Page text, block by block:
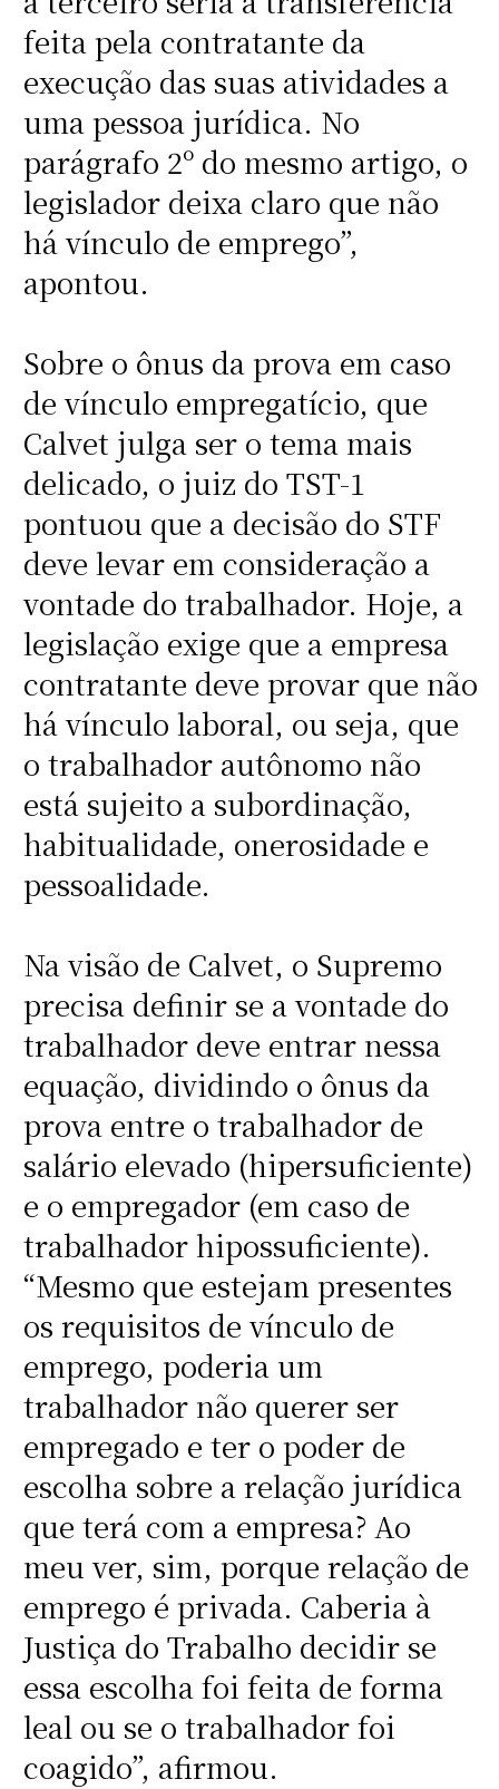
feita pela contratante da
execução das suas atividades a
uma pessoa jurídica. No
parágrafo 2º do mesmo artigo, o
legislador deixa claro que não
há vínculo de emprego”,
apontou.
Sobre o ônus da prova em caso
de vínculo empregatício, que
Calvet julga ser o tema mais
delicado, o juiz do TST-1
pontuou que a decisão do STF
deve levar em consideração a
vontade do trabalhador. Hoje, a
legislação exige que a empresa
contratante deve provar que não
há vínculo laboral, ou seja, que
o trabalhador autônomo não
está sujeito a subordinação,
habitualidade, onerosidade e
pessoalidade.
Na visão de Calvet, o Supremo
precisa definir se a vontade do
trabalhador deve entrar nessa
equação, dividindo o ônus da
prova entre o trabalhador de
salário elevado (hipersuficiente)
e o empregador (em caso de
trabalhador hipossuficiente).
“Mesmo que estejam presentes
os requisitos de vínculo de
emprego, poderia um
trabalhador não querer ser
empregado e ter o poder de
escolha sobre a relação jurídica
que terá com a empresa? Ao
meu ver, sim, porque relação de
emprego é privada. Caberia à
Justiça do Trabalho decidir se
essa escolha foi feita de forma
leal ou se o trabalhador foi
coagido”, afirmou.